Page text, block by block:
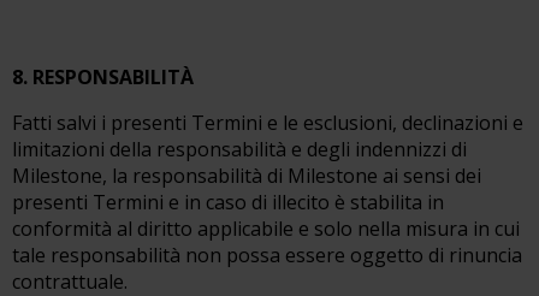
8. RESPONSABILITÀ
Fatti salvi i presenti Termini e le esclusioni, declinazioni e
limitazioni della responsabilità e degli indennizzi di
Milestone, la responsabilità di Milestone ai sensi dei
presenti Termini e in caso di illecito è stabilita in
conformità al diritto applicabile e solo nella misura in cui
tale responsabilità non possa essere oggetto di rinuncia
contrattuale.